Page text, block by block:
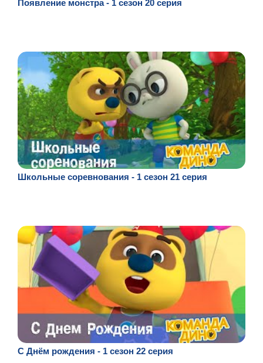
Появление монстра - 1 сезон 20 серия
Школьные соревнования - 1 сезон 21 серия
С Днём рождения - 1 сезон 22 серия